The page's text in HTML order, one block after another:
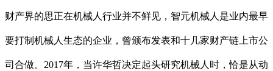
财产界的思正在机械人行业并不鲜见，智元机械人是业内最早
要打制机械人生态的企业，曾颁布发表和十几家财产链上市公
司合做。2017年，当许华哲决定起头研究机械人时，恰是从动